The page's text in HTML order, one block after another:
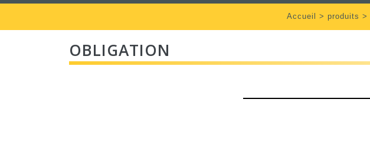
Accueil > produits >
OBLIGATION